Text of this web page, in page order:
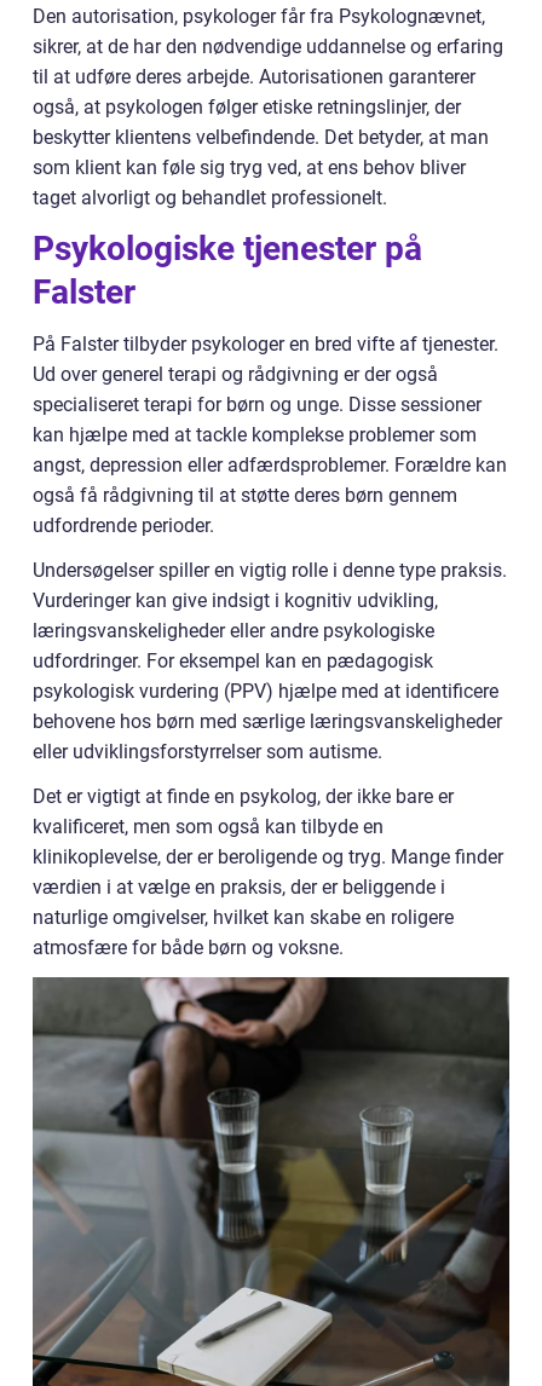
Den autorisation, psykologer får fra Psykolognævnet,
sikrer, at de har den nødvendige uddannelse og erfaring
til at udføre deres arbejde. Autorisationen garanterer
også, at psykologen følger etiske retningslinjer, der
beskytter klientens velbefindende. Det betyder, at man
som klient kan føle sig tryg ved, at ens behov bliver
taget alvorligt og behandlet professionelt.
Psykologiske tjenester på
Falster
På Falster tilbyder psykologer en bred vifte af tjenester.
Ud over generel terapi og rådgivning er der også
specialiseret terapi for børn og unge. Disse sessioner
kan hjælpe med at tackle komplekse problemer som
angst, depression eller adfærdsproblemer. Forældre kan
også få rådgivning til at støtte deres børn gennem
udfordrende perioder.
Undersøgelser spiller en vigtig rolle i denne type praksis.
Vurderinger kan give indsigt i kognitiv udvikling,
læringsvanskeligheder eller andre psykologiske
udfordringer. For eksempel kan en pædagogisk
psykologisk vurdering (PPV) hjælpe med at identificere
behovene hos børn med særlige læringsvanskeligheder
eller udviklingsforstyrrelser som autisme.
Det er vigtigt at finde en psykolog, der ikke bare er
kvalificeret, men som også kan tilbyde en
klinikoplevelse, der er beroligende og tryg. Mange finder
værdien i at vælge en praksis, der er beliggende i
naturlige omgivelser, hvilket kan skabe en roligere
atmosfære for både børn og voksne.